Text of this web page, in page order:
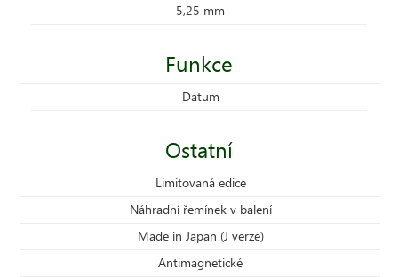
5,25 mm
Funkce
Datum
Ostatní
Limitovaná edice
Náhradní řemínek v balení
Made in Japan (J verze)
Antimagnetické